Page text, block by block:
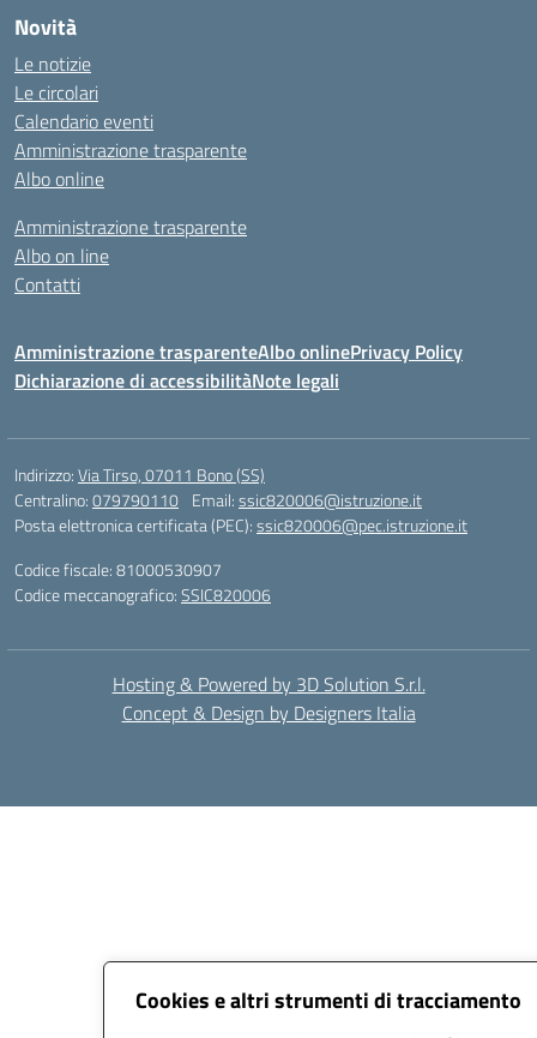
Cookies e altri strumenti di tracciamento
Novità
Le notizie
Le circolari
Calendario eventi
Amministrazione trasparente
Albo online
Amministrazione trasparente
Albo on line
Contatti
Amministrazione trasparenteAlbo onlinePrivacy Policy
Dichiarazione di accessibilitàNote legali
Indirizzo:Via Tirso, 07011 Bono (SS)
Centralino:079790110 Email:ssic820006@istruzione.it
Posta elettronica certificata (PEC):ssic820006@pec.istruzione.it
Codice fiscale: 81000530907
Codice meccanografico:SSIC820006
Hosting & Powered by 3D Solution S.r.l.
Concept & Design by Designers Italia